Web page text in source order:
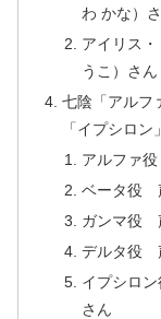
わ かな）
アイリス
うこ）さん
七陰「アルフ
「イプシロン
アルファ
ベータ役
ガンマ役
デルタ役
イプシロ
さん